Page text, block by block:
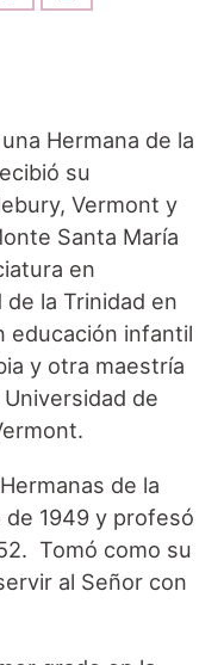
Hermana de la
su
Vermont y
Santa María
en
la Trinidad en
educación infantil
y otra maestría
de
de la
de 1949 y profesó
Tomó como su
al Señor con